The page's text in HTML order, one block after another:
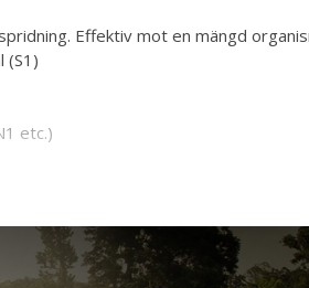
Effektiv mot en mängd
(S1)
etc.)